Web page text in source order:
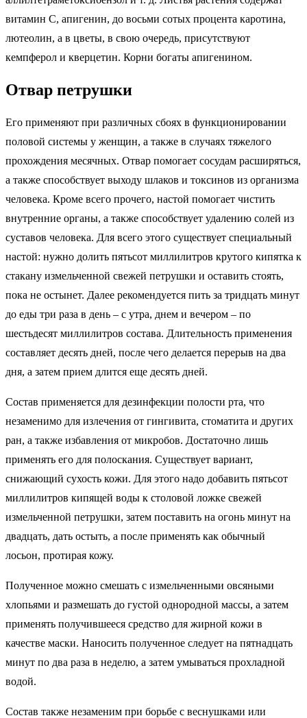
витамин С, апигенин, до восьми сотых процента каротина,
лютеолин, а в цветы, в свою очередь, присутствуют
кемпферол и кверцетин. Корни богаты апигенином.
Отвар петрушки
Его применяют при различных сбоях в функционировании
половой системы у женщин, а также в случаях тяжелого
прохождения месячных. Отвар помогает сосудам расширяться,
а также способствует выходу шлаков и токсинов из организма
человека. Кроме всего прочего, настой помогает чистить
внутренние органы, а также способствует удалению солей из
суставов человека. Для всего этого существует специальный
настой: нужно долить пятьсот миллилитров крутого кипятка к
стакану измельченной свежей петрушки и оставить стоять,
пока не остынет. Далее рекомендуется пить за тридцать минут
до еды три раза в день – с утра, днем и вечером – по
шестьдесят миллилитров состава. Длительность применения
составляет десять дней, после чего делается перерыв на два
дня, а затем прием длится еще десять дней.
Состав применяется для дезинфекции полости рта, что
незаменимо для излечения от гингивита, стоматита и других
ран, а также избавления от микробов. Достаточно лишь
применять его для полоскания. Существует вариант,
снижающий сухость кожи. Для этого надо добавить пятьсот
миллилитров кипящей воды к столовой ложке свежей
измельченной петрушки, затем поставить на огонь минут на
двадцать, дать остыть, а после применять как обычный
лосьон, протирая кожу.
Полученное можно смешать с измельченными овсяными
хлопьями и размешать до густой однородной массы, а затем
применять получившееся средство для жирной кожи в
качестве маски. Наносить полученное следует на пятнадцать
минут по два раза в неделю, а затем умываться прохладной
водой.
Состав также незаменим при борьбе с веснушками или